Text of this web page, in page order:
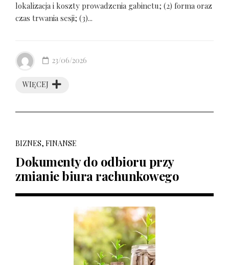
lokalizacja i koszty prowadzenia gabinetu; (2) forma oraz
czas trwania sesji; (3)...
WIĘCEJ
23/06/2026
BIZNES, FINANSE
Dokumenty do odbioru przy
zmianie biura rachunkowego